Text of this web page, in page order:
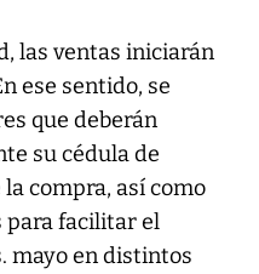
las ventas iniciarán
ese sentido, se
que deberán
su cédula de
compra, así como
para facilitar el
mayo en distintos